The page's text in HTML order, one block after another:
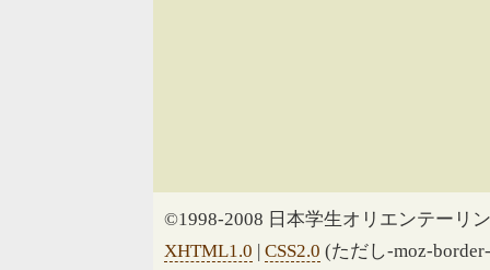
©1998-2008 日本学生オリエンテーリ
XHTML1.0 | CSS2.0 (ただし-moz-